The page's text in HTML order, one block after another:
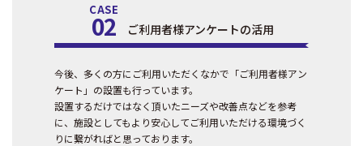
CASE
02 ご利用者様アンケートの活用
今後、多くの方にご利用いただくなかで「ご利用者様アン
ケート」の設置も行っています。
設置するだけではなく頂いたニーズや改善点などを参考
に、施設としてもより安心してご利用いただける環境づく
りに繋がればと思っております。